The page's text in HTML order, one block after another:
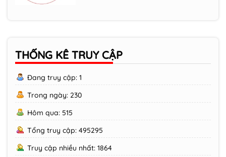
THỐNG KÊ TRUY CẬP
Đang truy cập: 1
Trong ngày: 230
Hôm qua: 515
Tổng truy cập: 495295
Truy cập nhiều nhất: 1864